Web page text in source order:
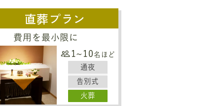
直葬プラン
費用を最小限に
1~10 名ほど
通夜
告別式
火葬